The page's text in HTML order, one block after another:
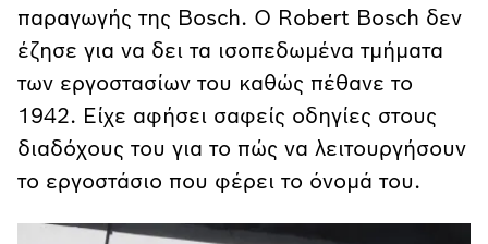
παραγωγής της Bosch. Ο Robert Bosch δεν
έζησε για να δει τα ισοπεδωμένα τμήματα
των εργοστασίων του καθώς πέθανε το
1942. Είχε αφήσει σαφείς οδηγίες στους
διαδόχους του για το πώς να λειτουργήσουν
το εργοστάσιο που φέρει το όνομά του.